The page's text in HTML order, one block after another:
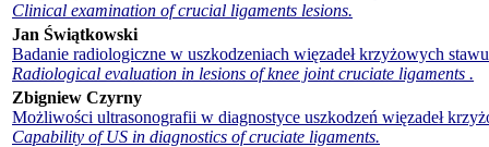
Clinical examination of crucial ligaments lesions.
Jan Świątkowski
Badanie radiologiczne w uszkodzeniach więzadeł krzyżowych
Radiological evaluation in lesions of knee joint cruciate ligaments .
Zbigniew Czyrny
Możliwości ultrasonografii w diagnostyce uszkodzeń więzadeł
Capability of US in diagnostics of cruciate ligaments.